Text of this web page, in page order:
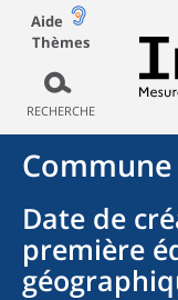
Aide
Thèmes
RECHERCHE
Commune
Date de
première